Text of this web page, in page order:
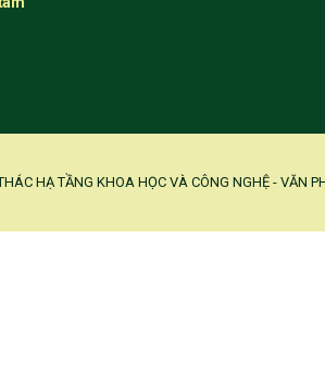
HẠ TẦNG KHOA HỌC VÀ CÔNG NGHỆ - VĂN